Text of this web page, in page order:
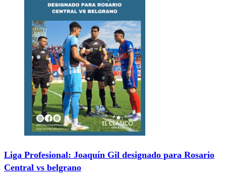
Liga Profesional: Joaquín Gil designado para Rosario
Central vs belgrano